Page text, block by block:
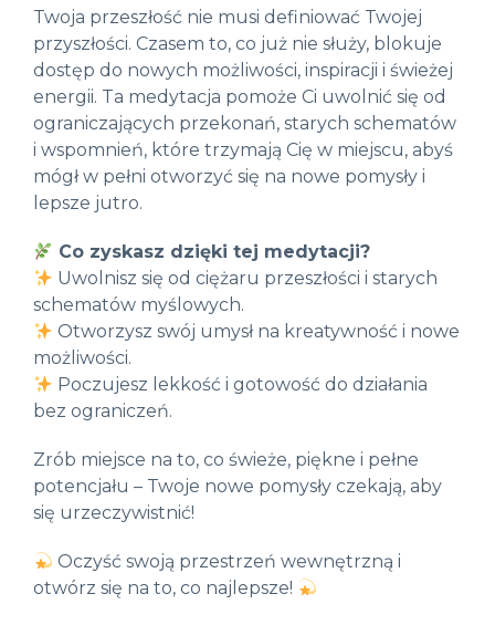
Twoja przeszłość nie musi definiować Twojej
przyszłości. Czasem to, co już nie służy, blokuje
dostęp do nowych możliwości, inspiracji i świeżej
energii. Ta medytacja pomoże Ci uwolnić się od
ograniczających przekonań, starych schematów
i wspomnień, które trzymają Cię w miejscu, abyś
mógł w pełni otworzyć się na nowe pomysły i
lepsze jutro.
Co zyskasz dzięki tej medytacji?
Uwolnisz się od ciężaru przeszłości i starych
schematów myślowych.
Otworzysz swój umysł na kreatywność i nowe
możliwości.
Poczujesz lekkość i gotowość do działania
bez ograniczeń.
Zrób miejsce na to, co świeże, piękne i pełne
potencjału – Twoje nowe pomysły czekają, aby
się urzeczywistnić!
Oczyść swoją przestrzeń wewnętrzną i
otwórz się na to, co najlepsze!